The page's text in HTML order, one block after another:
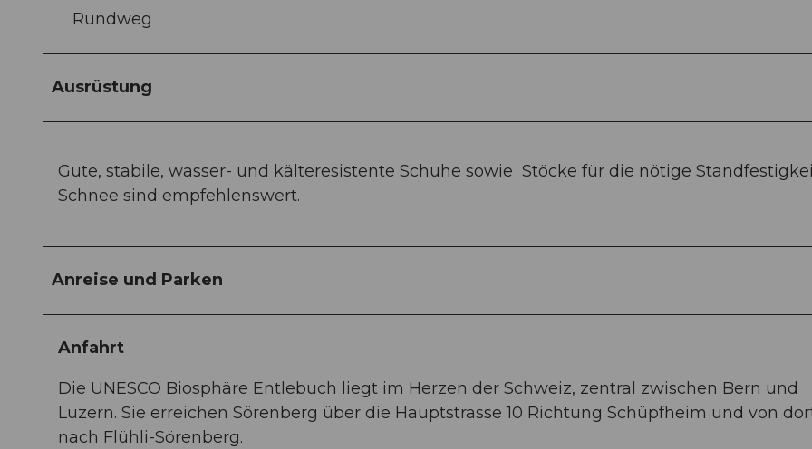
Rundweg
Ausrüstung
Gute, stabile, wasser- und kälteresistente Schuhe sowie Stöcke für die nötige
Schnee sind empfehlenswert.
Anreise und Parken
Anfahrt
Die UNESCO Biosphäre Entlebuch liegt im Herzen der Schweiz, zentral zwischen Bern und
Luzern. Sie erreichen Sörenberg über die Hauptstrasse 10 Richtung Schüpfheim und von
nach Flühli-Sörenberg.